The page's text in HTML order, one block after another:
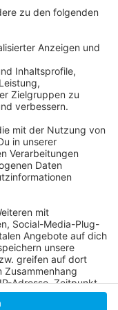
an
Banner hoch.